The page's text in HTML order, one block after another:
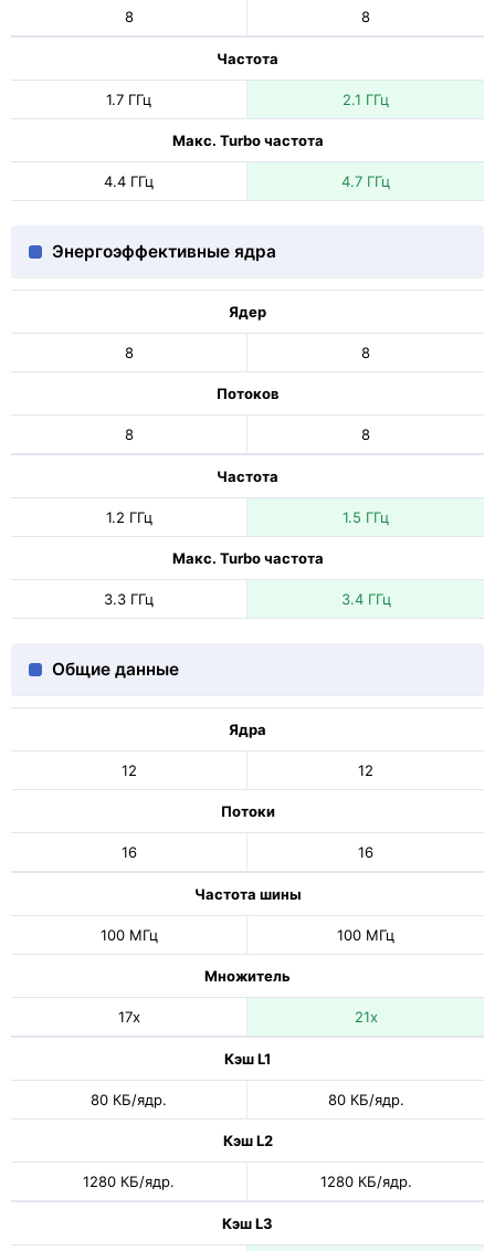
8 8
Частота
1.7 ГГц 2.1 ГГц
Макс. Turbo частота
4.4 ГГц 4.7 ГГц
Энергоэффективные ядра
Ядер
8 8
Потоков
8 8
Частота
1.2 ГГц 1.5 ГГц
Макс. Turbo частота
3.3 ГГц 3.4 ГГц
Общие данные
Ядра
12 12
Потоки
16 16
Частота шины
100 МГц 100 МГц
Множитель
17x 21x
Кэш L1
80 КБ/ядр. 80 КБ/ядр.
Кэш L2
1280 КБ/ядр. 1280 КБ/ядр.
Кэш L3